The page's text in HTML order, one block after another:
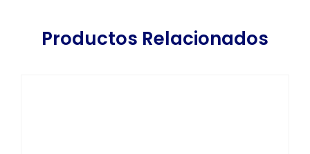
Productos Relacionados